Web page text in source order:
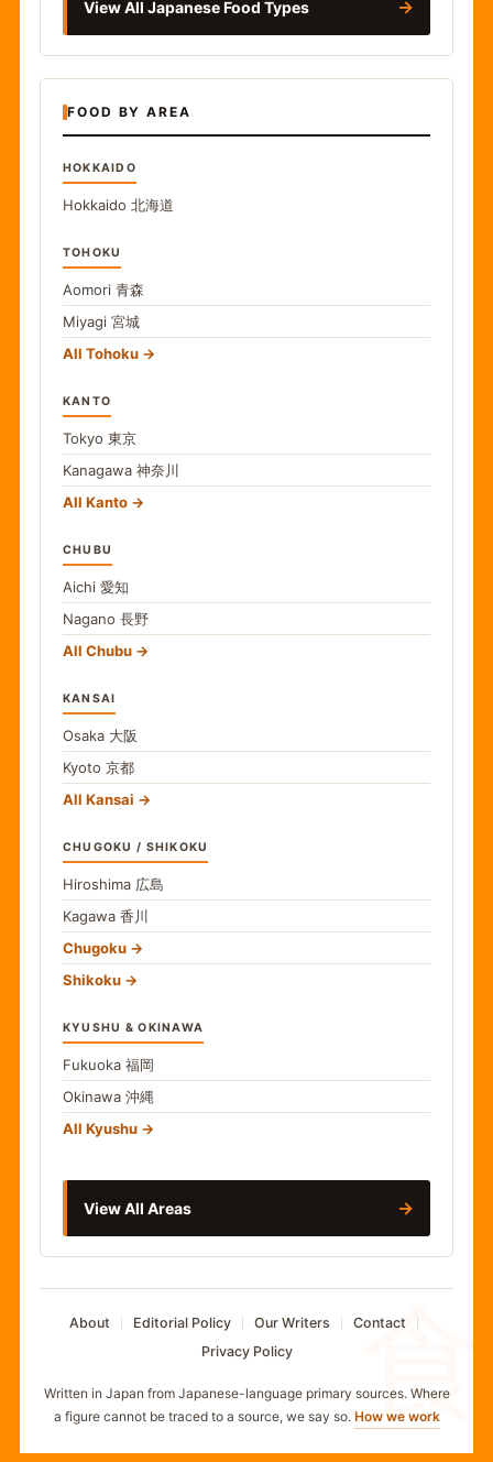
食
View All Japanese Food Types →
FOOD BY AREA
HOKKAIDO
Hokkaido 北海道
TOHOKU
Aomori 青森
Miyagi 宮城
All Tohoku
KANTO
Tokyo 東京
Kanagawa 神奈川
All Kanto
CHUBU
Aichi 愛知
Nagano 長野
All Chubu
KANSAI
Osaka 大阪
Kyoto 京都
All Kansai
CHUGOKU / SHIKOKU
Hiroshima 広島
Kagawa 香川
Chugoku
Shikoku
KYUSHU & OKINAWA
Fukuoka 福岡
Okinawa 沖縄
All Kyushu
View All Areas →
About Editorial Policy Our Writers
Contact
Privacy Policy
Written in Japan from Japanese-language primary sources. Where
a figure cannot be traced to a source, we say so. How we work